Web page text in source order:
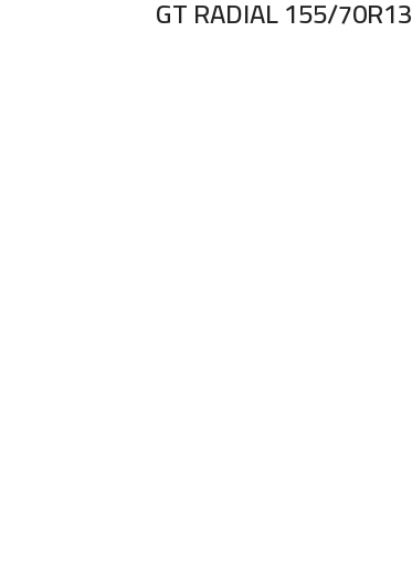
إطار سيارة جي تي راديال اندونيسي GT RADIAL 155/70R13